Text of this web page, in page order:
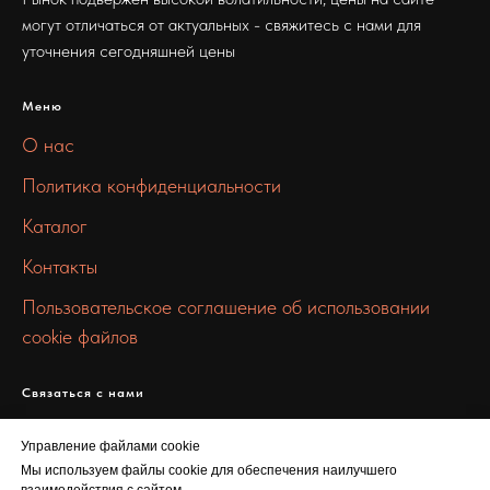
Управление файлами cookie
Мы используем файлы cookie для обеспечения наилучшего
могут отличаться от актуальных - свяжитесь с нами для
уточнения сегодняшней цены
Меню
О нас
Политика конфиденциальности
Каталог
Контакты
Пользовательское соглашение об использовании
cookie файлов
Связаться с нами
+7 919 387 7469